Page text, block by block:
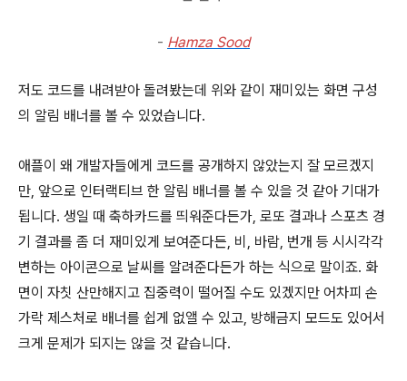
- Hamza Sood
저도 코드를 내려받아 돌려봤는데 위와 같이 재미있는 화면 구성
의 알림 배너를 볼 수 있었습니다.
애플이 왜 개발자들에게 코드를 공개하지 않았는지 잘 모르겠지
만, 앞으로 인터랙티브 한 알림 배너를 볼 수 있을 것 같아 기대가
됩니다. 생일 때 축하카드를 띄워준다든가, 로또 결과나 스포츠 경
기 결과를 좀 더 재미있게 보여준다든, 비, 바람, 번개 등 시시각각
변하는 아이콘으로 날씨를 알려준다든가 하는 식으로 말이죠. 화
면이 자칫 산만해지고 집중력이 떨어질 수도 있겠지만 어차피 손
가락 제스처로 배너를 쉽게 없앨 수 있고, 방해금지 모드도 있어서
크게 문제가 되지는 않을 것 같습니다.